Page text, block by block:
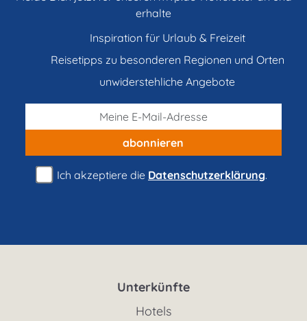
erhalte
Inspiration für Urlaub & Freizeit
Reisetipps zu besonderen Regionen und Orten
unwiderstehliche Angebote
abonnieren
Ich akzeptiere die Datenschutzerklärung.
Unterkünfte
Hotels